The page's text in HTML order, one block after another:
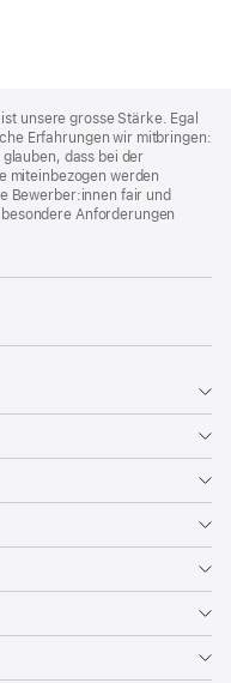
unsere grosse Stärke. Egal
Erfahrungen wir mitbringen:
dass bei der
miteinbezogen werden
Bewerber:innen fair und
Anforderungen